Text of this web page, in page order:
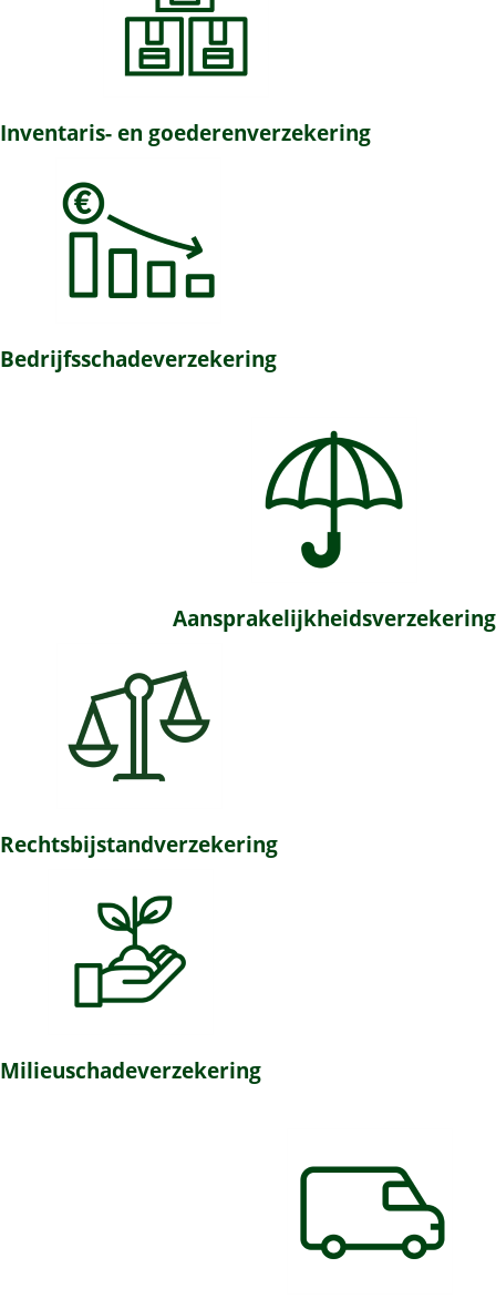
Inventaris- en goederenverzekering
Bedrijfsschadeverzekering
Aansprakelijkheidsverzekering
Rechtsbijstandverzekering
Milieuschadeverzekering